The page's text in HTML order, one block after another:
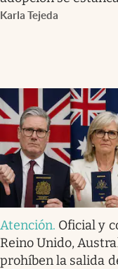
Karla Tejeda
Atención. Oficial y
Reino Unido,
prohíben la salida